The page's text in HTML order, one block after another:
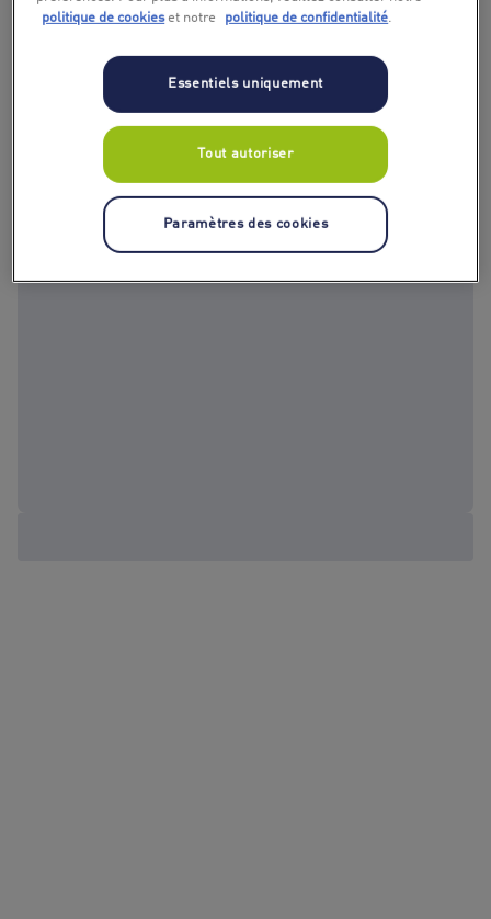
politique de cookieset notre politique de confidentialité.
Essentiels uniquement
Tout autoriser
Paramètres des cookies